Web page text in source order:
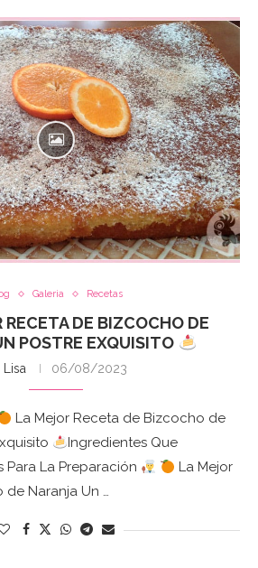
Galeria Recetas
RECETA DE BIZCOCHO DE
POSTRE EXQUISITO
Lisa 06/08/2023
La Mejor Receta de Bizcocho de
Ingredientes Que
Para La Preparación
La Mejor
Naranja Un …